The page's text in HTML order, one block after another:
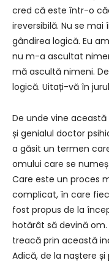
cred că este într-o
ireversibilă. Nu se
gândirea logică. Eu
nu m-a ascultat
mă ascultă nimeni.
logică. Uitați-vă în
De unde vine
și genialul doctor
a găsit un termen
omului care se
Care este un proces
complicat, în care
fost propus de la
hotărât să devină
treacă prin această
Adică, de la naștere